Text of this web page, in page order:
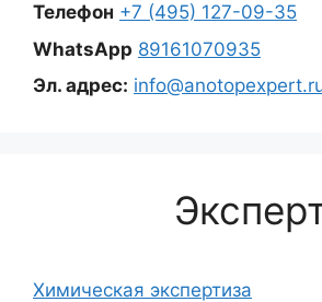
Телефон +7 (495) 127-09-35
WhatsApp 89161070935
Эл. адрес:
Химическая экспертиза